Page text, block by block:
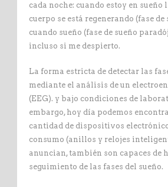
cada noche: cuando estoy en sueño
cuerpo se está regenerando (fase
cuando sueño (fase de sueño
incluso si me despierto.
La forma estricta de detectar las
mediante el análisis de un
(EEG). y bajo condiciones de
embargo, hoy día podemos
cantidad de dispositivos
consumo (anillos y relojes
anuncian, también son capaces de
seguimiento de las fases del sueño.